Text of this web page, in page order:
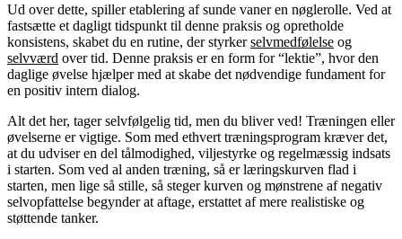
Ud over dette, spiller etablering af sunde vaner en nøglerolle. Ved at
fastsætte et dagligt tidspunkt til denne praksis og opretholde
konsistens, skabet du en rutine, der styrkerselvmedfølelse og
selvværd over tid. Denne praksis er en form for “lektie”, hvor den
daglige øvelse hjælper med at skabe det nødvendige fundament for
en positiv intern dialog.
Alt det her, tager selvfølgelig tid, men du bliver ved! Træningen eller
øvelserne er vigtige. Som med ethvert træningsprogram kræver det,
at du udviser en del tålmodighed, viljestyrke og regelmæssig indsats
i starten. Som ved al anden træning, så er læringskurven flad i
starten, men lige så stille, så steger kurven og mønstrene af negativ
selvopfattelse begynder at aftage, erstattet af mere realistiske og
støttende tanker.